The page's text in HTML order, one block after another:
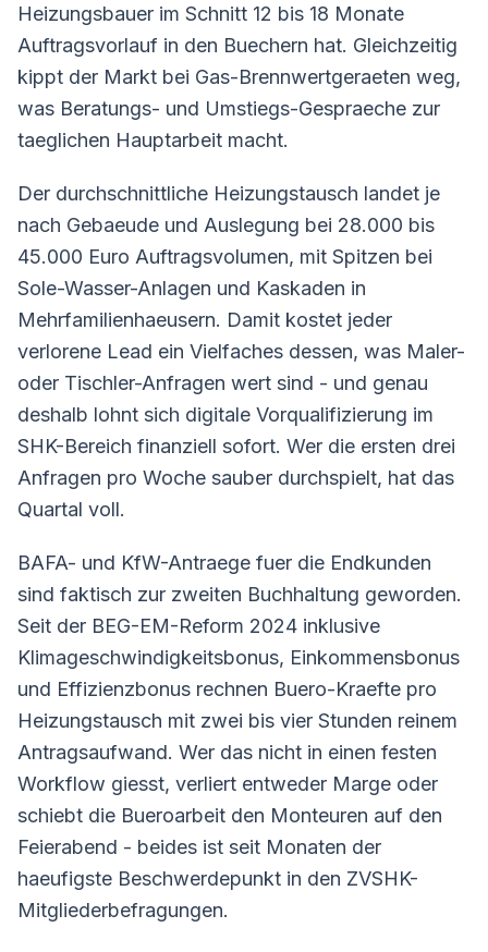
Heizungsbauer im Schnitt 12 bis 18 Monate
Auftragsvorlauf in den Buechern hat. Gleichzeitig
kippt der Markt bei Gas-Brennwertgeraeten weg,
was Beratungs- und Umstiegs-Gespraeche zur
taeglichen Hauptarbeit macht.
Der durchschnittliche Heizungstausch landet je
nach Gebaeude und Auslegung bei 28.000 bis
45.000 Euro Auftragsvolumen, mit Spitzen bei
Sole-Wasser-Anlagen und Kaskaden in
Mehrfamilienhaeusern. Damit kostet jeder
verlorene Lead ein Vielfaches dessen, was Maler-
oder Tischler-Anfragen wert sind - und genau
deshalb lohnt sich digitale Vorqualifizierung im
SHK-Bereich finanziell sofort. Wer die ersten drei
Anfragen pro Woche sauber durchspielt, hat das
Quartal voll.
BAFA- und KfW-Antraege fuer die Endkunden
sind faktisch zur zweiten Buchhaltung geworden.
Seit der BEG-EM-Reform 2024 inklusive
Klimageschwindigkeitsbonus, Einkommensbonus
und Effizienzbonus rechnen Buero-Kraefte pro
Heizungstausch mit zwei bis vier Stunden reinem
Antragsaufwand. Wer das nicht in einen festen
Workflow giesst, verliert entweder Marge oder
schiebt die Bueroarbeit den Monteuren auf den
Feierabend - beides ist seit Monaten der
haeufigste Beschwerdepunkt in den ZVSHK-
Mitgliederbefragungen.